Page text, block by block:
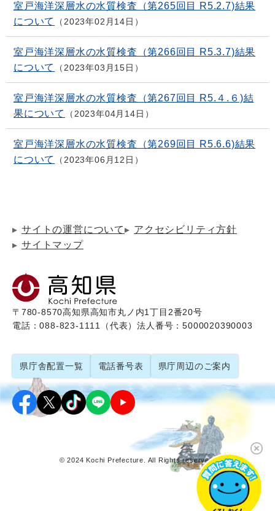
室戸海洋深層水の水質検査（第265回目 R5.2.7)結果
について
2023年02月14日
室戸海洋深層水の水質検査（第266回目 R5.3.7)結果
について
2023年03月15日
室戸海洋深層水の水質検査（第267回目 R5.４.６)結
果について
2023年04月14日
室戸海洋深層水の水質検査（第269回目 R5.6.6)結果
について
2023年06月12日
サイトの運営について
アクセシビリティ方針
サイトマップ
〒780-8570高知県高知市丸ノ内1丁目2番20号
電話：088-823-1111（代表）法人番号：5000020390003
県庁舎配置一覧 電話番号表 県庁周辺のご案内
© 2024 Kochi Prefecture. All Rights reserved.